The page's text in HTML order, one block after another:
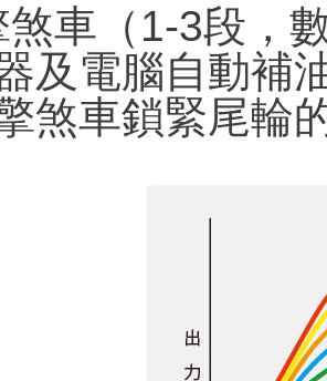
煞車（1-3段，
及電腦自動補
煞車鎖緊尾輪